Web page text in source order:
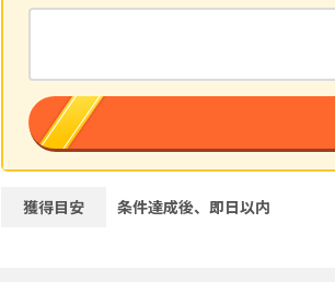
獲得目安 条件達成後、即日以内